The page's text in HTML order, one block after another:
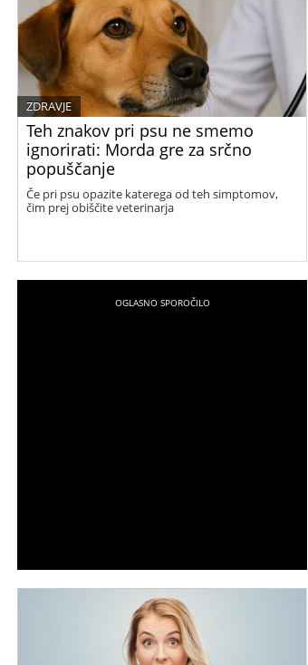
Teh znakov pri psu ne smemo
ignorirati: Morda gre za srčno
popuščanje
ZDRAVJE
Če pri psu opazite katerega od teh simptomov,
čim prej obiščite veterinarja